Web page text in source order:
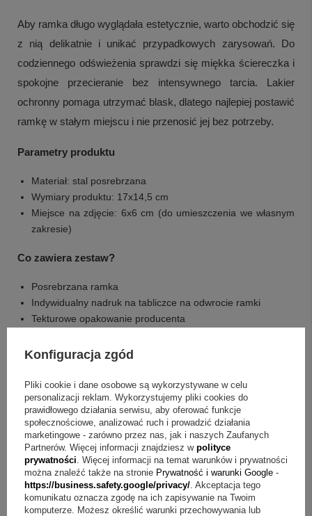
Aby ramka długo wyglądała estetycznie, warto obchodzić się
z nią delikatnie i unikać przypadkowych zarysowań. Do
codziennego odświeżenia sprawdzi się miękka ściereczka i
spokojne przecieranie bez intensywnego tarcia. Lakier
ochronny pomaga utrzymać blask, dlatego najlepiej postawić
ramkę w stałym miejscu i nie przenosić jej bez potrzeby.
Parametry produktu
Materiał: stal posrebrzana
Wymiary produktu: 17x14,5 cm
Miejsce na zdjęcie: 6x6 cm (do umieszczenia we własnym
zakresie)
Co zawiera zestaw?
Posrebrzana ramka
Indywidualny nadruk na tabliczce na odwrocie ramki
Tekturowe opakowanie producenta
Pytania i odpowiedzi o ramce konik z nadrukiem
Indywidualny nadruk znajduje się na tabliczce umieszczonej
na odwrocie ramki i stanowi element personalizacji tego
modelu.
Pytanie:Jak umieścić zdjęcie w ramce?Odpowiedź:
Fotografię przygotowujesz i umieszczasz we własnym
zakresie w miejscu przeznaczonym na zdjęcie.
Konfiguracja zgód
Pliki cookie i dane osobowe są wykorzystywane w celu
personalizacji reklam. Wykorzystujemy pliki cookies do
prawidłowego działania serwisu, aby oferować funkcje
społecznościowe, analizować ruch i prowadzić działania
marketingowe - zarówno przez nas, jak i naszych Zaufanych
Partnerów. Więcej informacji znajdziesz w polityce
prywatności . Więcej informacji na temat warunków i prywatności
można znaleźć także na stronie Prywatność i warunki Google -
https://business.safety.google/privacy/ . Akceptacja tego
komunikatu oznacza zgodę na ich zapisywanie na Twoim
komputerze. Możesz określić warunki przechowywania lub